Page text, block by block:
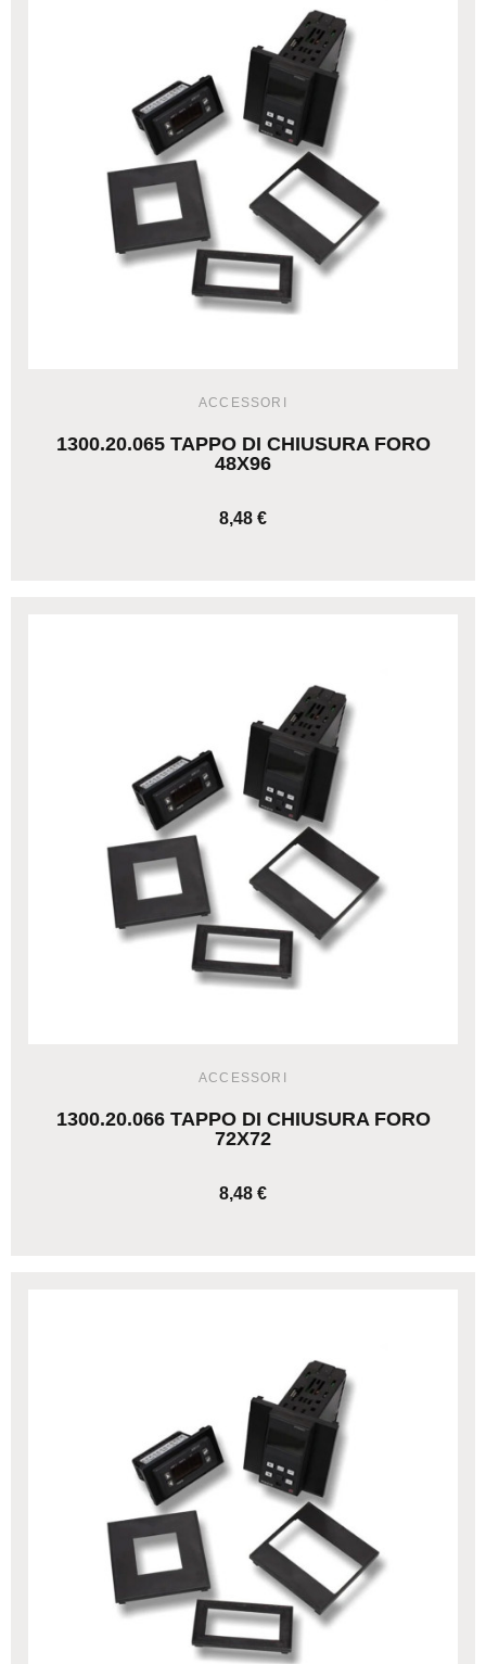
ACCESSORI
1300.20.065 TAPPO DI CHIUSURA FORO
48X96
8,48 €
AGGIUNGI AL CARRELLO
ACCESSORI
1300.20.066 TAPPO DI CHIUSURA FORO
72X72
8,48 €
AGGIUNGI AL CARRELLO